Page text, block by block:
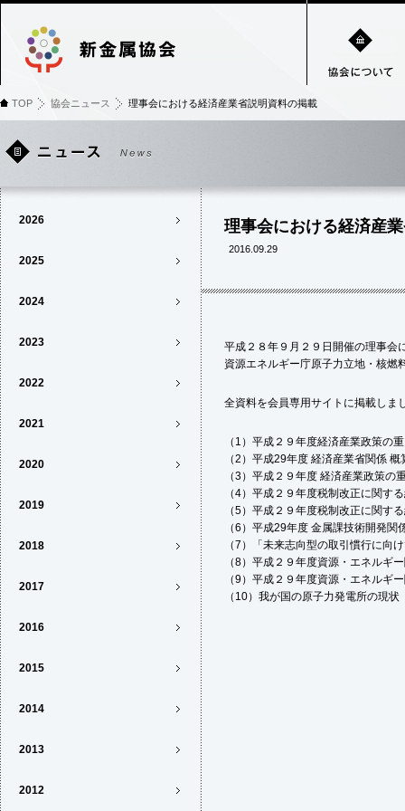
TOP 協会ニュース 理事会における経済産業省説明資料の掲載
理事会における経済産
2016.09.29
平成２８年９月２９日開催の理事会
資源エネルギー庁原子力立地・核燃
全資料を会員専用サイトに掲載しま
（1）平成２９年度経済産業政策の
（2）平成29年度 経済産業省関係
（3）平成２９年度 経済産業政策の
（4）平成２９年度税制改正に関す
（5）平成２９年度税制改正に関す
（6）平成29年度 金属課技術開発関
（7）「未来志向型の取引慣行に向
（8）平成２９年度資源・エネルギ
（9）平成２９年度資源・エネルギ
（10）我が国の原子力発電所の現状
2026
2025
2024
2023
2022
2021
2020
2019
2018
2017
2016
2015
2014
2013
2012